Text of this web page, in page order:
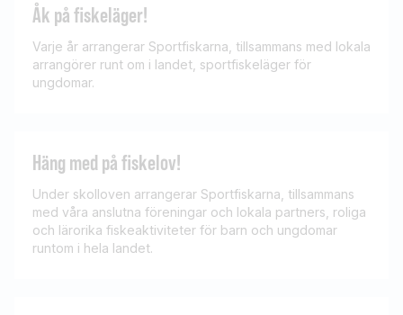
Åk på fiskeläger!
Varje år arrangerar Sportfiskarna, tillsammans med lokala
arrangörer runt om i landet, sportfiskeläger för
ungdomar.
Häng med på fiskelov!
Under skolloven arrangerar Sportfiskarna, tillsammans
med våra anslutna föreningar och lokala partners, roliga
och lärorika fiskeaktiviteter för barn och ungdomar
runtom i hela landet.